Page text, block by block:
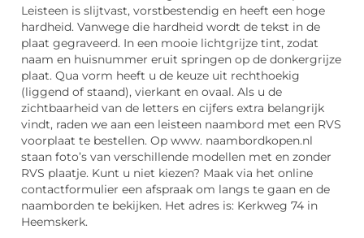
Leisteen is slijtvast, vorstbestendig en heeft een hoge
hardheid. Vanwege die hardheid wordt de tekst in de
plaat gegraveerd. In een mooie lichtgrijze tint, zodat
naam en huisnummer eruit springen op de donkergrijze
plaat. Qua vorm heeft u de keuze uit rechthoekig
(liggend of staand), vierkant en ovaal. Als u de
zichtbaarheid van de letters en cijfers extra belangrijk
vindt, raden we aan een leisteen naambord met een RVS
voorplaat te bestellen. Op www. naambordkopen.nl
staan foto’s van verschillende modellen met en zonder
RVS plaatje. Kunt u niet kiezen? Maak via het online
contactformulier een afspraak om langs te gaan en de
naamborden te bekijken. Het adres is: Kerkweg 74 in
Heemskerk.